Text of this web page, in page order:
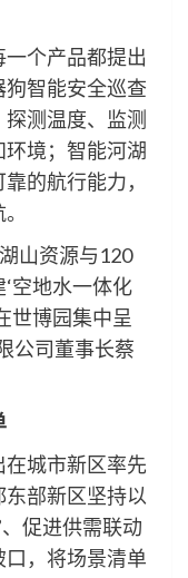
个产品都提出
智能安全巡查
测温度、监测
境；智能河湖
的航行能力，
山资源与120
空地水一体化
世博园集中呈
公司董事长蔡
城市新区率先
部新区坚持以
促进供需联动
，将场景清单